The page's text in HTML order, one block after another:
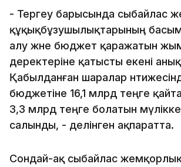
- Тергеу барысында сыбайлас
құқықбұзушылықтарының басым
алу және бюджет қаражатын
деректеріне қатысты екені
Қабылданған шаралар
бюджетіне 16,1 млрд теңге
3,3 млрд теңге болатын
салынды, - делінген ақпаратта.
Сондай-ақ сыбайлас жемқорлық